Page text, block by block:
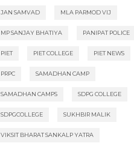
JAN SAMVAD MLA PARMOD VIJ
MP SANJAY BHATIYA PANIPAT POLICE
PIET PIET COLLEGE PIET NEWS
PRPC SAMADHAN CAMP
SAMADHAN CAMPS SDPG COLLEGE
SDPGCOLLEGE SUKHBIR MALIK
VIKSIT BHARAT SANKALP YATRA